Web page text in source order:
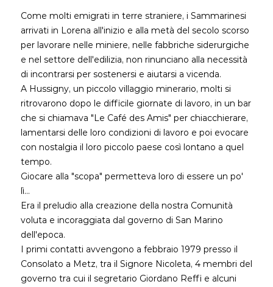
Come molti emigrati in terre straniere, i Sammarinesi
arrivati in Lorena all'inizio e alla metà del secolo scorso
per lavorare nelle miniere, nelle fabbriche siderurgiche
e nel settore dell'edilizia, non rinunciano alla necessità
di incontrarsi per sostenersi e aiutarsi a vicenda.
A Hussigny, un piccolo villaggio minerario, molti si
ritrovarono dopo le difficile giornate di lavoro, in un bar
che si chiamava "Le Café des Amis" per chiacchierare,
lamentarsi delle loro condizioni di lavoro e poi evocare
con nostalgia il loro piccolo paese così lontano a quel
tempo.
Giocare alla "scopa" permetteva loro di essere un po'
lì...
Era il preludio alla creazione della nostra Comunità
voluta e incoraggiata dal governo di San Marino
dell'epoca.
I primi contatti avvengono a febbraio 1979 presso il
Consolato a Metz, tra il Signore Nicoleta, 4 membri del
governo tra cui il segretario Giordano Reffi e alcuni